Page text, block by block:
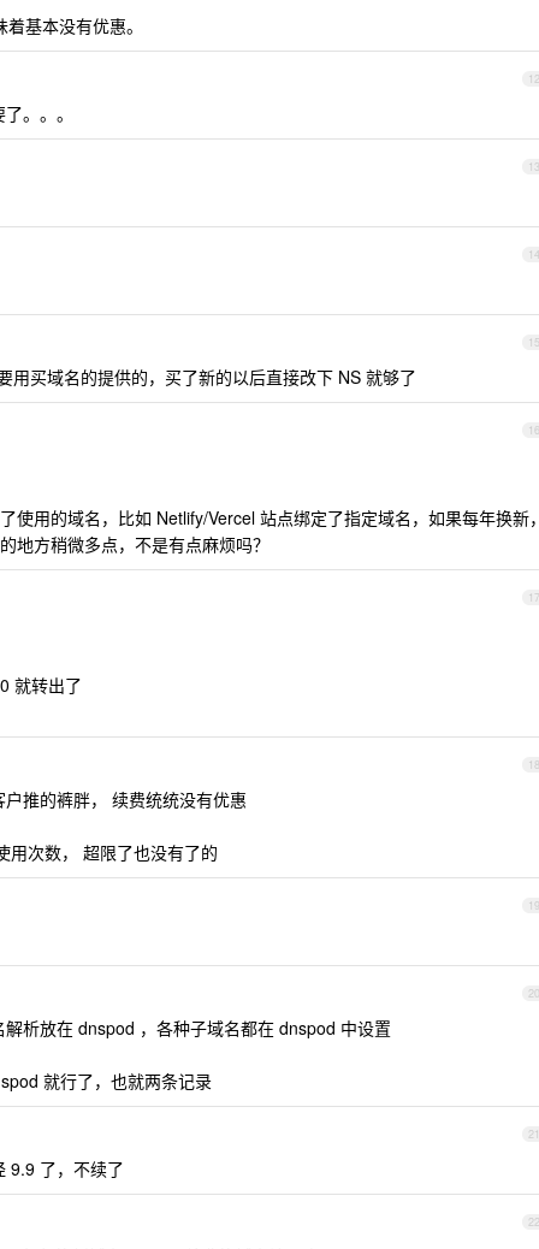
基本没有优惠。
12
。。。
13
14
15
买域名的提供的，买了新的以后直接改下 NS 就够了
16
使用的域名，比如 Netlify/Vercel 站点绑定了指定域名，如果每年换新，
地方稍微多点，不是有点麻烦吗？
17
就转出了
18
推的裤胖， 续费统统没有优惠
用次数， 超限了也没有了的
19
20
析放在 dnspod ，各种子域名都在 dnspod 中设置
就行了，也就两条记录
21
9.9 了，不续了
22